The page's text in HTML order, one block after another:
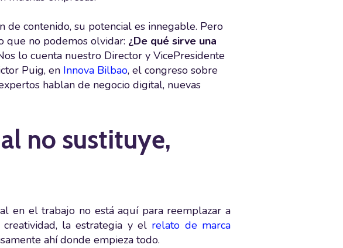
de contenido, su potencial es innegable. Pero
que no podemos olvidar: ¿De qué sirve una
lo cuenta nuestro Director y VicePresidente
Puig, en Innova Bilbao, el congreso sobre
hablan de negocio digital, nuevas
no sustituye,
en el trabajo no está aquí para reemplazar a
la estrategia y el relato de marca
ahí donde empieza todo.